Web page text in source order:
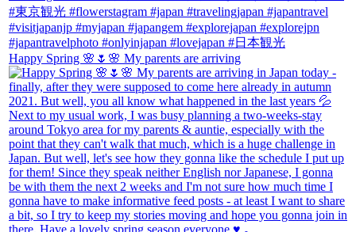
Happy Spring 🌸🌷🌸 My parents are arriving